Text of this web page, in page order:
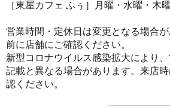
［東屋カフェ ふぅ］月曜・水曜・木曜
営業時間・定休日は変更となる場合
前に店舗にご確認ください。
新型コロナウイルス感染拡大により
記載と異なる場合があります。来店
認ください。